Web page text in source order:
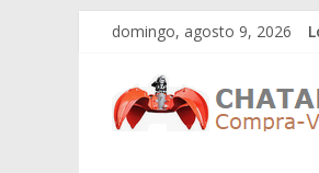
Saltar
contenido
domingo, agosto 9, 2026